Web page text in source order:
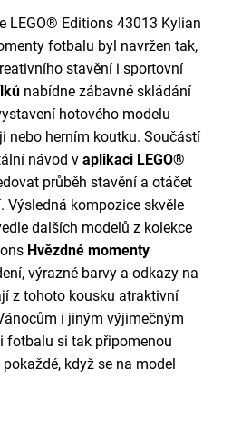
LEGO® Editions 43013 Kylian
fotbalu byl navržen tak,
stavění i sportovní
nabídne zábavné skládání
hotového modelu
nebo herním koutku. Součástí
návod v aplikaci LEGO®
průběh stavění a otáčet
Výsledná kompozice skvěle
dalších modelů z kolekce
Hvězdné momenty
výrazné barvy a odkazy na
z tohoto kousku atraktivní
i jiným výjimečným
fotbalu si tak připomenou
když se na model